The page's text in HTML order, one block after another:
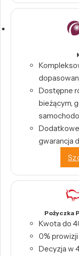
Dostępne
bieżącym,
Dodatkowe
gwarancja
Pożyczka
Kwota do
0%
Decyzja w